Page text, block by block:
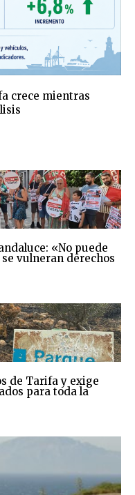
crece mientras
«No puede
vulneran derechos
de Tarifa y exige
para toda la